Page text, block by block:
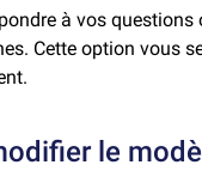
à vos questions
Cette option vous
le